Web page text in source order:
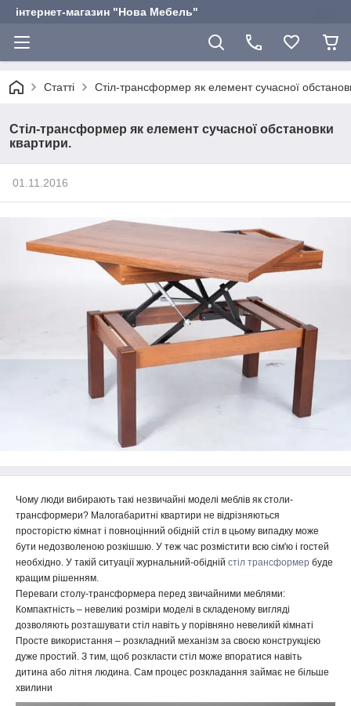
інтернет-магазин "Нова Мебель"
Статті Стіл-трансформер як елемент сучасної
Стіл-трансформер як елемент сучасної обстановки
квартири.
01.11.2016
Чому люди вибирають такі незвичайні моделі меблів як столи-
трансформери? Малогабаритні квартири не відрізняються
просторістю кімнат і повноцінний обідній стіл в цьому випадку може
бути недозволеною розкішшю. У теж час розмістити всю сім'ю і гостей
необхідно. У такій ситуації журнальний-обідній стіл трансформер буде
кращим рішенням.
Переваги столу-трансформера перед звичайними меблями:
Компактність – невеликі розміри моделі в складеному вигляді
дозволяють розташувати стіл навіть у порівняно невеликій кімнаті
Просте використання – розкладний механізм за своєю конструкцією
дуже простий. З тим, щоб розкласти стіл може впоратися навіть
дитина або літня людина. Сам процес розкладання займає не більше
хвилини